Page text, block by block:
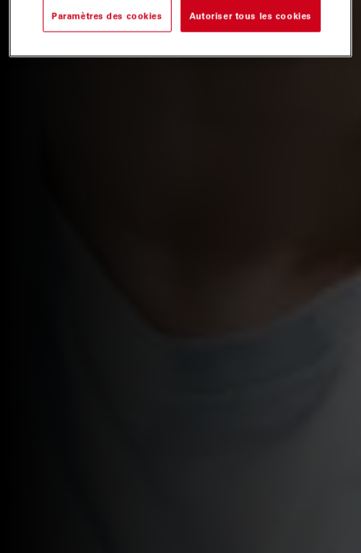
Paramètres des cookies Autoriser tous les cookies